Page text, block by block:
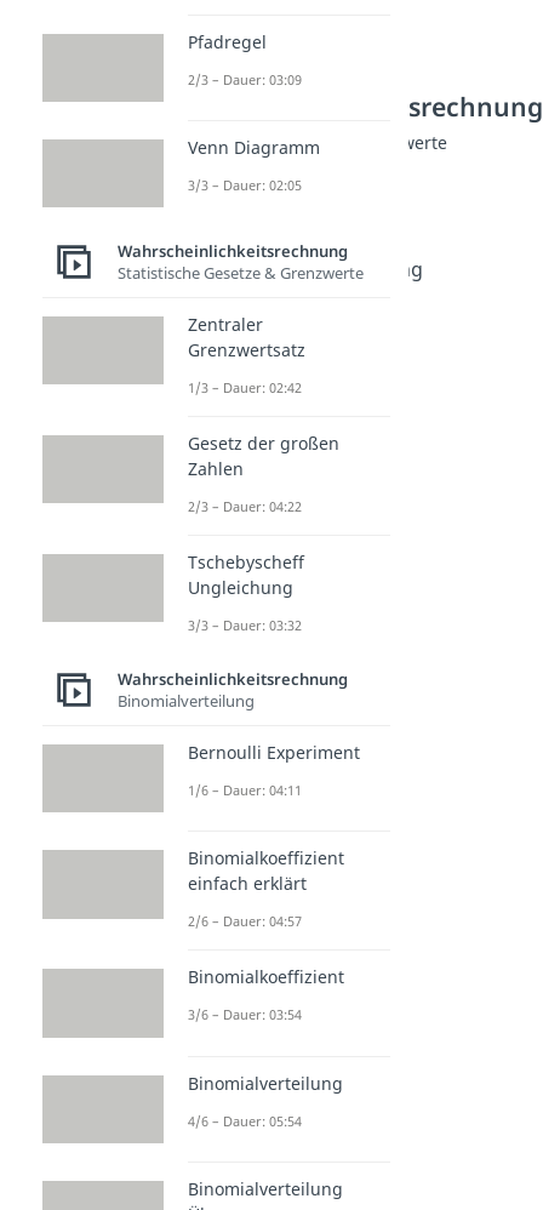
Weitere Inhalte:
Wahrscheinlichkeitsrechnung
Statistische Gesetze & Grenzwerte
Dauer: 02:42
Dauer: 04:22
Tschebyscheff Ungleichung
Pfadregel
2/3 – Dauer: 03:09
Venn Diagramm
3/3 – Dauer: 02:05
Wahrscheinlichkeitsrechnung
Statistische Gesetze & Grenzwerte
Zentraler
Grenzwertsatz
1/3 – Dauer: 02:42
Gesetz der großen
Zahlen
2/3 – Dauer: 04:22
Tschebyscheff
Ungleichung
3/3 – Dauer: 03:32
Wahrscheinlichkeitsrechnung
Binomialverteilung
Bernoulli Experiment
1/6 – Dauer: 04:11
Binomialkoeffizient
einfach erklärt
2/6 – Dauer: 04:57
Binomialkoeffizient
3/6 – Dauer: 03:54
Binomialverteilung
4/6 – Dauer: 05:54
Binomialverteilung